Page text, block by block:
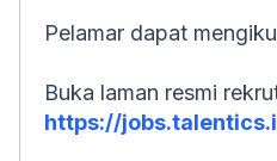
Pelamar dapat
Buka laman resmi
https://